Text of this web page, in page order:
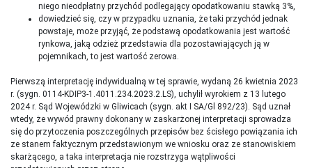
niego nieodpłatny przychód podlegający opodatkowaniu stawką 3%,
dowiedzieć się, czy w przypadku uznania, że taki przychód jednak
powstaje, może przyjąć, że podstawą opodatkowania jest wartość
rynkowa, jaką odzież przedstawia dla pozostawiających ją w
pojemnikach, to jest wartość zerowa.
Pierwszą interpretację indywidualną w tej sprawie, wydaną 26 kwietnia 2023
r. (sygn. 0114-KDIP3-1.4011.234.2023.2.LS), uchylił wyrokiem z 13 lutego
2024 r. Sąd Wojewódzki w Gliwicach (sygn. akt I SA/Gl 892/23). Sąd uznał
wtedy, że wywód prawny dokonany w zaskarżonej interpretacji sprowadza
się do przytoczenia poszczególnych przepisów bez ścisłego powiązania ich
ze stanem faktycznym przedstawionym we wniosku oraz ze stanowiskiem
skarżącego, a taka interpretacja nie rozstrzyga wątpliwości